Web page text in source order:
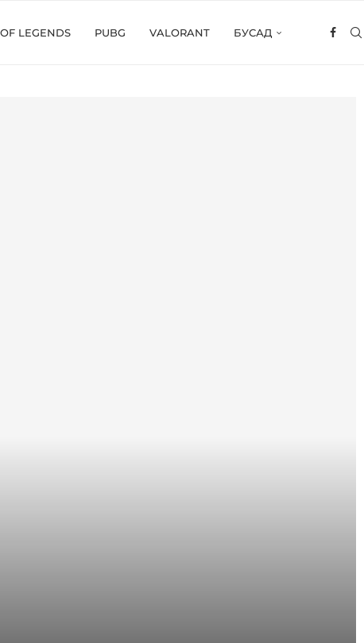
LEGENDS PUBG VALORANT БУСАД